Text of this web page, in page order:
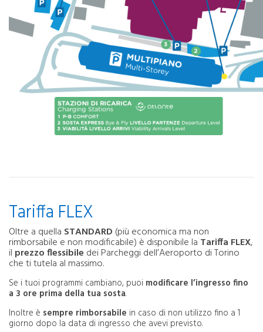
Tariffa FLEX
Oltre a quella STANDARD (più economica ma non
rimborsabile e non modificabile) è disponibile la Tariffa FLEX,
il prezzo flessibile dei Parcheggi dell’Aeroporto di Torino
che ti tutela al massimo.
Se i tuoi programmi cambiano, puoi modificare l’ingresso fino
a 3 ore prima della tua sosta.
Inoltre è sempre rimborsabile in caso di non utilizzo fino a 1
giorno dopo la data di ingresso che avevi previsto.